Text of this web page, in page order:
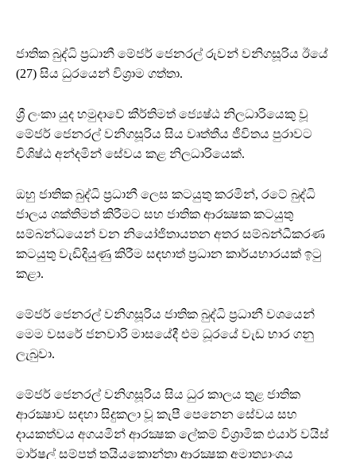
ජාතික බුද්ධි ප්‍රධානී මේජර් ජෙනරල් රුවන් වනිගසූරිය ඊයේ
(27) සිය ධුරයෙන් විශ්‍රාම ගත්තා.
ශ්‍රී ලංකා යුද හමුදාවේ කීර්තිමත් ජ්‍යෙෂ්ඨ නිලධාරියෙකු වූ
මේජර් ජෙනරල් වනිගසූරිය සිය වෘත්තීය ජීවිතය පුරාවට
විශිෂ්ඨ අන්දමින් සේවය කළ නිලධාරියෙක්.
ඔහු ජාතික බුද්ධි ප්‍රධානී ලෙස කටයුතු කරමින්, රටේ බුද්ධි
ජාලය ශක්තිමත් කිරීමට සහ ජාතික ආරක්‍ෂක කටයුතු
සම්බන්ධයෙන් වන නියෝජිතායතන අතර සම්බන්ධීකරණ
කටයුතු වැඩිදියුණු කිරීම සඳහාත් ප්‍රධාන කාර්යභාරයක් ඉටු
කළා.
මේජර් ජෙනරල් වනිගසූරිය ජාතික බුද්ධි ප්‍රධානී වශයෙන්
මෙම වසරේ ජනවාරි මාසයේදී එම ධූරයේ වැඩ භාර ගනු
ලැබුවා.
මේජර් ජෙනරල් වනිගසූරිය සිය ධුර කාලය තුළ ජාතික
ආරක්‍ෂාව සඳහා සිදුකලා වූ කැපී පෙනෙන සේවය සහ
දායකත්වය අගයමින් ආරක්‍ෂක ලේකම් විශ්‍රාමික එයාර් වයිස්
මාර්ෂල් සම්පත් තුයියකොන්තා ආරක්‍ෂක අමාත්‍යාංශය